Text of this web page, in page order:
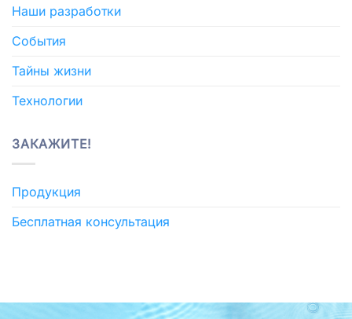
Наши разработки
События
Тайны жизни
Технологии
ЗАКАЖИТЕ!
Продукция
Бесплатная консультация